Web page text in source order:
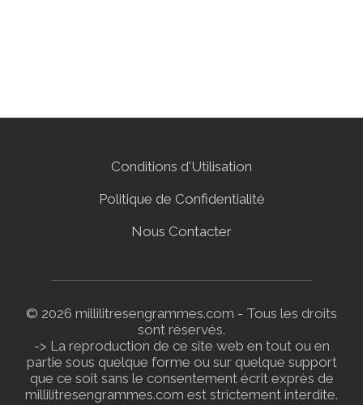
Conditions d'Utilisation
Politique de Confidentialité
Nous Contacter
© 2026 millilitresengrammes.com - Tous les droits
sont réservés.
-> La reproduction de ce site web en tout ou en
partie sous quelque forme ou sur quelque support
que ce soit sans le consentement écrit exprès de
millilitresengrammes.com est strictement interdite.